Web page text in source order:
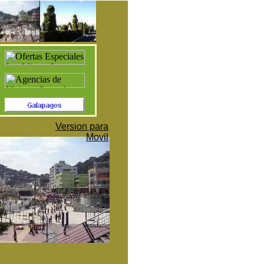
Version para
Movil